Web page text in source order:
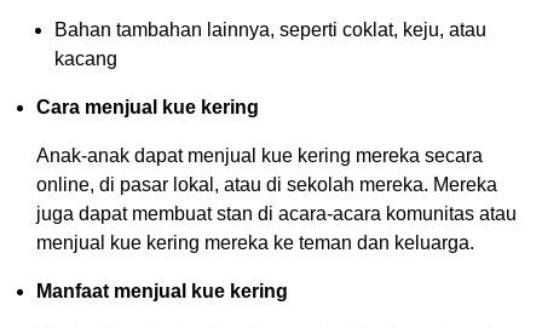
Bahan tambahan lainnya, seperti coklat, keju, atau
kacang
Cara menjual kue kering
Anak-anak dapat menjual kue kering mereka secara
online, di pasar lokal, atau di sekolah mereka. Mereka
juga dapat membuat stan di acara-acara komunitas atau
menjual kue kering mereka ke teman dan keluarga.
Manfaat menjual kue kering